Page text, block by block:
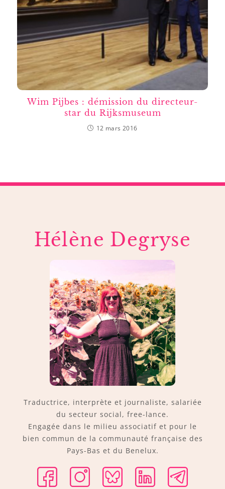
Wim Pijbes : démission du directeur-
star du Rijksmuseum
12 mars 2016
Hélène Degryse
Traductrice, interprète et journaliste, salariée
du secteur social, free-lance.
Engagée dans le milieu associatif et pour le
bien commun de la communauté française des
Pays-Bas et du Benelux.